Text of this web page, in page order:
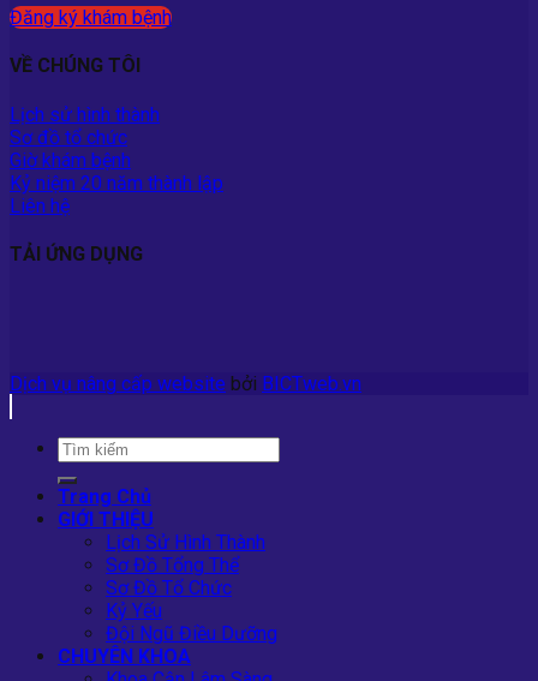
Đăng ký khám bệnh
VỀ CHÚNG TÔI
Lịch sử hình thành
Sơ đồ tổ chức
Giờ khám bệnh
Kỷ niệm 20 năm thành lập
Liên hệ
TẢI ỨNG DỤNG
Dịch vụ nâng cấp website bởi BICTweb.vn
Trang Chủ
GIỚI THIỆU
Lịch Sử Hình Thành
Sơ Đồ Tổng Thể
Sơ Đồ Tổ Chức
Kỷ Yếu
Đội Ngũ Điều Dưỡng
CHUYÊN KHOA